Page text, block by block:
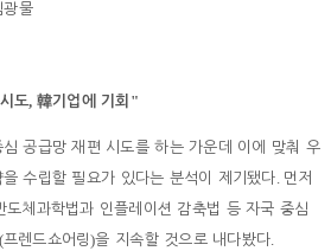
광물
도, 韓기업에 기회 "
공급망 재편 시도를 하는 가운데 이에 맞춰 우
수립할 필요가 있다는 분석이 제기됐다. 먼저
도체과학법과 인플레이션 감축법 등 자국 중심
(프렌드쇼어링)을 지속할 것으로 내다봤다.